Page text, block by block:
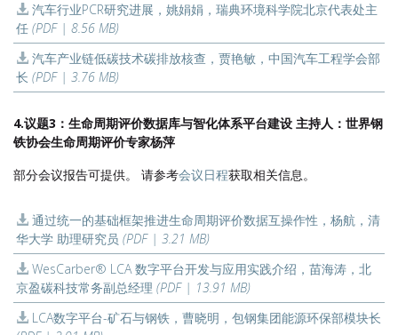
汽车行业PCR研究进展，姚娟娟，瑞典环境科学院北京代表处主
任 (PDF | 8.56 MB)
汽车产业链低碳技术碳排放核查，贾艳敏，中国汽车工程学会部
长 (PDF | 3.76 MB)
4.议题3：生命周期评价数据库与智化体系平台建设 主持人：世界钢
铁协会生命周期评价专家杨萍
部分会议报告可提供。 请参考会议日程获取相关信息。
通过统一的基础框架推进生命周期评价数据互操作性，杨航，清
华大学 助理研究员 (PDF | 3.21 MB)
WesCarber® LCA 数字平台开发与应用实践介绍，苗海涛，北
京盈碳科技常务副总经理 (PDF | 13.91 MB)
LCA数字平台-矿石与钢铁，曹晓明，包钢集团能源环保部模块长